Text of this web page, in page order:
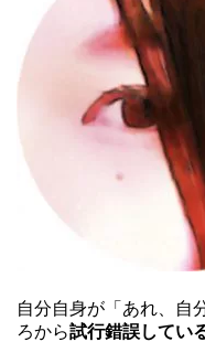
自分自身が「あれ、自
ろから試行錯誤してい